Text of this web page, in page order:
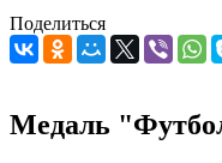
Поделиться
Медаль